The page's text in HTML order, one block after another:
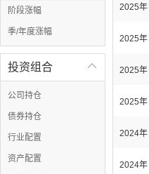
阶段涨幅
季/年度涨幅

投资组合
公司持仓
债券持仓
行业配置
资产配置
2025年
2025年
2025年
2025年
2024年
2024年